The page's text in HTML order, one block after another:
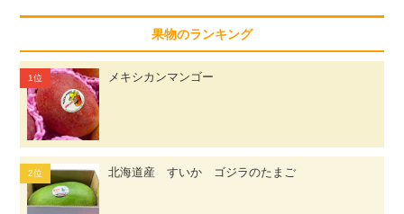
果物のランキング
メキシカンマンゴー
北海道産 すいか ゴジラのたまご